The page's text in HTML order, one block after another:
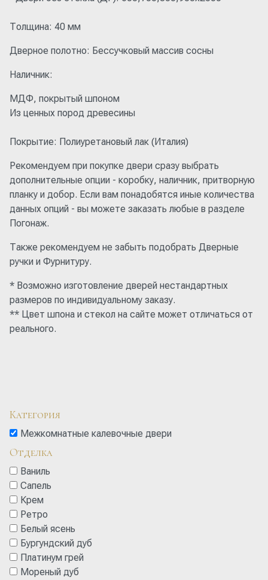
Толщина: 40 мм
Дверное полотно: Бессучковый массив сосны
Наличник:
МДФ, покрытый шпоном
Из ценных пород древесины
Покрытие: Полиуретановый лак (Италия)
Рекомендуем при покупке двери сразу выбрать
дополнительные опции - коробку, наличник, притворную
планку и добор. Если вам понадобятся иные количества
данных опций - вы можете заказать любые в разделе
Погонаж.
Также рекомендуем не забыть подобрать Дверные
ручки и Фурнитуру.
* Возможно изготовление дверей нестандартных
размеров по индивидуальному заказу.
** Цвет шпона и стекол на сайте может отличаться от
реального.
Категория
Межкомнатные калевочные двери
Отделка
Ваниль
Сапель
Крем
Ретро
Белый ясень
Бургундский дуб
Платинум грей
Мореный дуб